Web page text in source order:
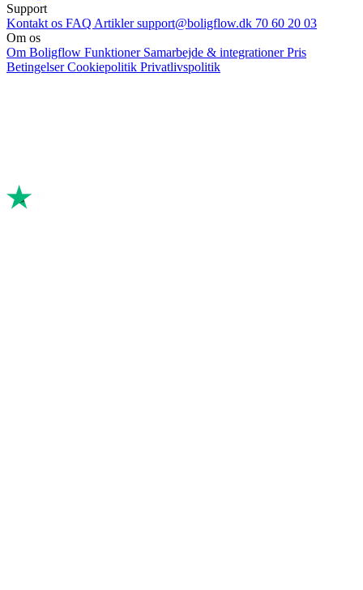
Support
Kontakt os FAQ Artiklersupport@boligflow.dk 70 60 20 03
Om os
Om Boligflow Funktioner Samarbejde & integrationerPris
BetingelserCookiepolitik Privatlivspolitik